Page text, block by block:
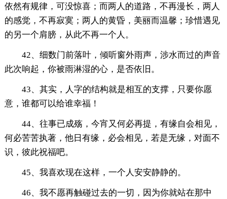
依然有规律，可没惊喜；而两人的道路，不再漫长，两人
的感觉，不再寂寞；两人的黄昏，美丽而温馨；珍惜遇见
的另一个肩膀，从此不再一个人。
42、细数门前落叶，倾听窗外雨声，涉水而过的声音
此次响起，你被雨淋湿的心，是否依旧。
43、其实，人字的结构就是相互的支撑，只要你愿
意，谁都可以给谁幸福！
44、往事已成殇，今宵又何必再提，有缘自会相见，
何必苦苦执著，他日有缘，必会相见，若是无缘，对面不
识，彼此祝福吧。
45、我喜欢现在这样，一个人安安静静的。
46、我不愿再触碰过去的一切，因为你就站在那中